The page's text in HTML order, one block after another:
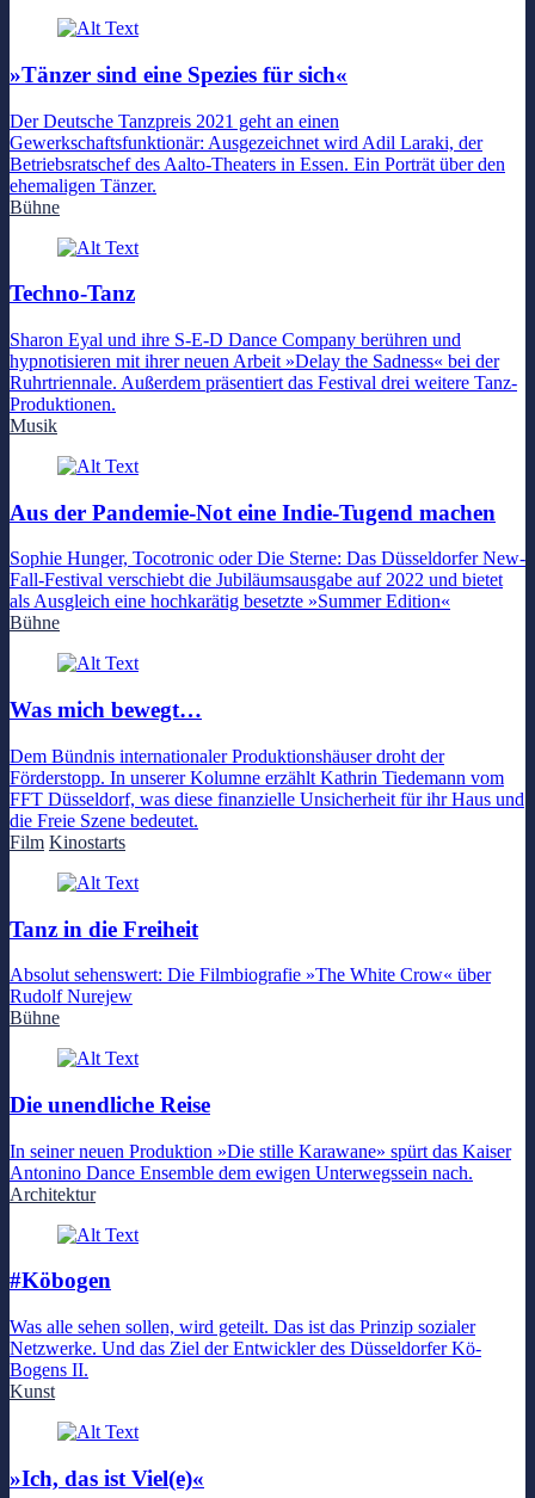
»Tänzer sind eine Spezies für sich«
Der Deutsche Tanzpreis 2021 geht an einen
Gewerkschaftsfunktionär: Ausgezeichnet wird Adil Laraki, der
Betriebsratschef des Aalto-Theaters in Essen. Ein Porträt über den
ehemaligen Tänzer.
Bühne
Techno-Tanz
Sharon Eyal und ihre S-E-D Dance Company berühren und
hypnotisieren mit ihrer neuen Arbeit »Delay the Sadness« bei der
Ruhrtriennale. Außerdem präsentiert das Festival drei weitere Tanz-
Produktionen.
Musik
Aus der Pandemie-Not eine Indie-Tugend machen
Sophie Hunger, Tocotronic oder Die Sterne: Das Düsseldorfer New-
Fall-Festival verschiebt die Jubiläumsausgabe auf 2022 und bietet
als Ausgleich eine hochkarätig besetzte »Summer Edition«
Bühne
Was mich bewegt…
Dem Bündnis internationaler Produktionshäuser droht der
Förderstopp. In unserer Kolumne erzählt Kathrin Tiedemann vom
FFT Düsseldorf, was diese finanzielle Unsicherheit für ihr Haus und
die Freie Szene bedeutet.
Film Kinostarts
Tanz in die Freiheit
Absolut sehenswert: Die Filmbiografie »The White Crow« über
Rudolf Nurejew
Bühne
Die unendliche Reise
In seiner neuen Produktion »Die stille Karawane» spürt das Kaiser
Antonino Dance Ensemble dem ewigen Unterwegssein nach.
Architektur
#Köbogen
Was alle sehen sollen, wird geteilt. Das ist das Prinzip sozialer
Netzwerke. Und das Ziel der Entwickler des Düsseldorfer Kö-
Bogens II.
Kunst
»Ich, das ist Viel(e)«